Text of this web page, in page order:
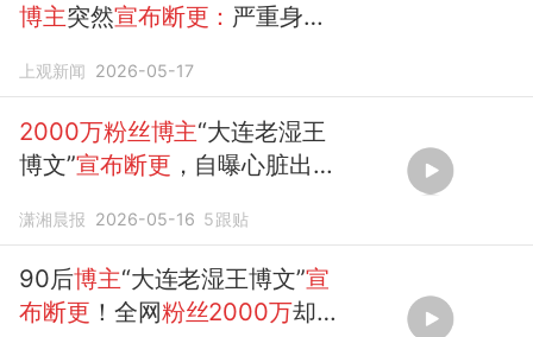
博主突然宣布断更： 严重身心
上观新闻 2026-05-17
2000万粉丝博主“大连老湿王
博文”宣布断更 ，自曝心脏出问
潇湘晨报 2026-05-16 5跟贴
90后博主“大连老湿王博文”宣
布断更 ！全网粉丝2000万却